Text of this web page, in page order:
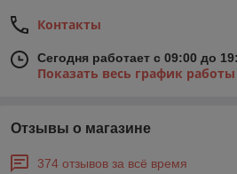
Контакты
Сегодня работает с 09:00 до
Показать весь график работы
Отзывы о магазине
374 отзывов за всё время